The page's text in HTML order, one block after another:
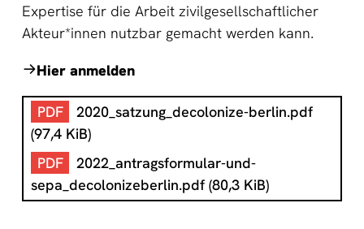
Expertise für die Arbeit zivilgesellschaftlicher
Akteur*innen nutzbar gemacht werden kann.
Hier anmelden
2020_satzung_decolonize-berlin.pdf
(97,4 KiB)
2022_antragsformular-und-
sepa_decolonizeberlin.pdf (80,3 KiB)